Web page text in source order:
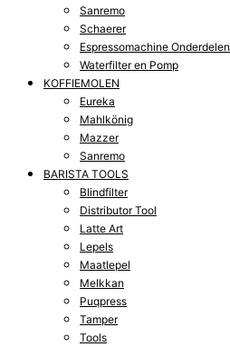
Sanremo
Schaerer
Espressomachine Onderdelen
Waterfilter en Pomp
KOFFIEMOLEN
Eureka
Mahlkönig
Mazzer
Sanremo
BARISTA TOOLS
Blindfilter
Distributor Tool
Latte Art
Lepels
Maatlepel
Melkkan
Puqpress
Tamper
Tools